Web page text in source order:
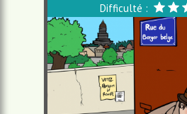
Difficulté :